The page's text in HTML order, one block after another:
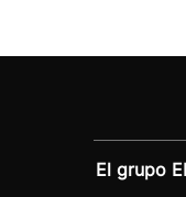
El grupo